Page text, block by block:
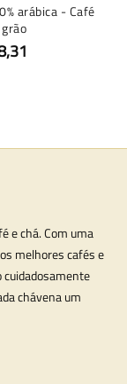
arábica - Café
e chá. Com uma
melhores cafés e
cuidadosamente
chávena um